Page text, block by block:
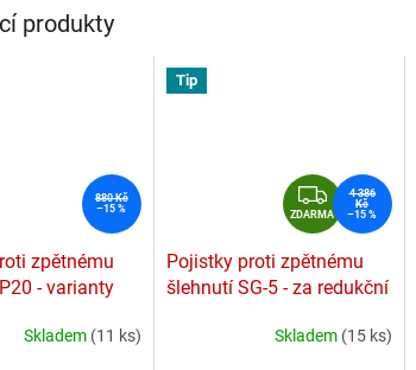
produkty
880 Kč
–15 %
zpětnému
- varianty
Skladem (11 ks)
Tip
Z
D
A
R
A
ZDARMA
4 386
Kč
–15 %
Pojistky proti zpětnému
šlehnutí SG-5 - za redukční
Skladem (15 ks)